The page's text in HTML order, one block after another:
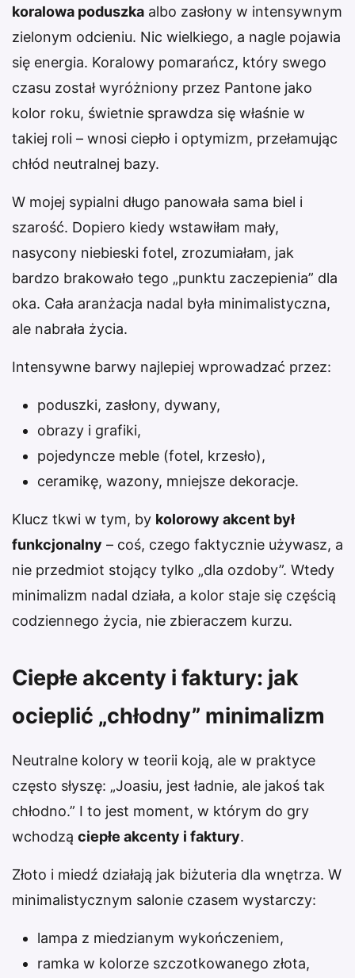
koralowa poduszka albo zasłony w intensywnym
zielonym odcieniu. Nic wielkiego, a nagle pojawia
się energia. Koralowy pomarańcz, który swego
czasu został wyróżniony przez Pantone jako
kolor roku, świetnie sprawdza się właśnie w
takiej roli – wnosi ciepło i optymizm, przełamując
chłód neutralnej bazy.
W mojej sypialni długo panowała sama biel i
szarość. Dopiero kiedy wstawiłam mały,
nasycony niebieski fotel, zrozumiałam, jak
bardzo brakowało tego „punktu zaczepienia” dla
oka. Cała aranżacja nadal była minimalistyczna,
ale nabrała życia.
Intensywne barwy najlepiej wprowadzać przez:
poduszki, zasłony, dywany,
obrazy i grafiki,
pojedyncze meble (fotel, krzesło),
ceramikę, wazony, mniejsze dekoracje.
Klucz tkwi w tym, by kolorowy akcent był
funkcjonalny – coś, czego faktycznie używasz, a
nie przedmiot stojący tylko „dla ozdoby”. Wtedy
minimalizm nadal działa, a kolor staje się częścią
codziennego życia, nie zbieraczem kurzu.
Ciepłe akcenty i faktury: jak
ocieplić „chłodny” minimalizm
Neutralne kolory w teorii koją, ale w praktyce
często słyszę: „Joasiu, jest ładnie, ale jakoś tak
chłodno.” I to jest moment, w którym do gry
wchodzą ciepłe akcenty i faktury.
Złoto i miedź działają jak biżuteria dla wnętrza. W
minimalistycznym salonie czasem wystarczy:
lampa z miedzianym wykończeniem,
ramka w kolorze szczotkowanego złota,